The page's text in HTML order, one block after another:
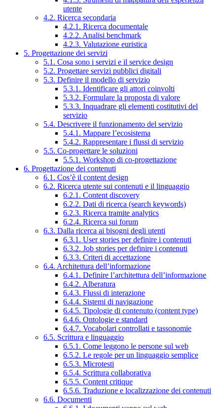
utente
4.2. Ricerca secondaria
4.2.1. Ricerca documentale
4.2.2. Analisi benchmark
4.2.3. Valutazione euristica
5. Progettazione dei servizi
5.1. Cosa sono i servizi e il service design
5.2. Progettare servizi pubblici digitali
5.3. Definire il modello di servizio
5.3.1. Identificare gli attori coinvolti
5.3.2. Formulare la proposta di valore
5.3.3. Inquadrare gli elementi costitutivi del
servizio
5.4. Descrivere il funzionamento del servizio
5.4.1. Mappare l’ecosistema
5.4.2. Rappresentare i flussi di servizio
5.5. Co-progettare le soluzioni
5.5.1. Workshop di co-progettazione
6. Progettazione dei contenuti
6.1. Cos’è il content design
6.2. Ricerca utente sui contenuti e il linguaggio
6.2.1. Content discovery
6.2.2. Dati di ricerca (search keywords)
6.2.3. Ricerca tramite analytics
6.2.4. Ricerca sui forum
6.3. Dalla ricerca ai bisogni degli utenti
6.3.1. User stories per definire i contenuti
6.3.2. Job stories per definire i contenuti
6.3.3. Criteri di accettazione
6.4. Architettura dell’informazione
6.4.1. Definire l’architettura dell’informazione
6.4.2. Alberatura
6.4.3. Flussi di interazione
6.4.4. Sistemi di navigazione
6.4.5. Tipologie di contenuto (content type)
6.4.6. Ontologie e standard
6.4.7. Vocabolari controllati e tassonomie
6.5. Scrittura e linguaggio
6.5.1. Come leggono le persone sul web
6.5.2. Le regole per un linguaggio semplice
6.5.3. Microtesti
6.5.4. Scrittura collaborativa
6.5.5. Content critique
6.5.6. Traduzione e localizzazione dei contenuti
6.6. Documenti